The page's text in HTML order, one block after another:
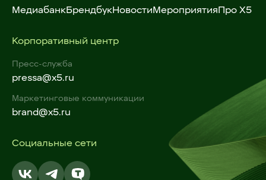
МедиабанкБрендбукНовостиМероприятияПро X5
Корпоративный центр
Пресс-служба
pressa@x5.ru
Маркетинговые коммуникации
brand@x5.ru
Социальные сети